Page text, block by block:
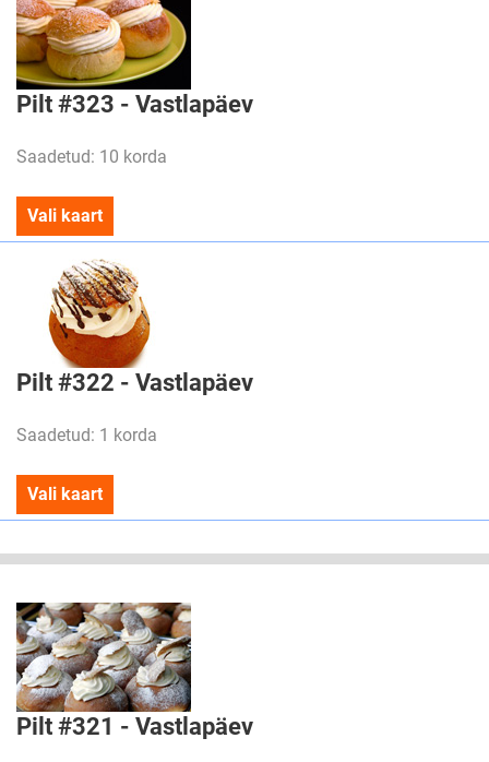
Pilt #323 - Vastlapäev
Saadetud: 10 korda
Vali kaart
Pilt #322 - Vastlapäev
Saadetud: 1 korda
Vali kaart
Pilt #321 - Vastlapäev